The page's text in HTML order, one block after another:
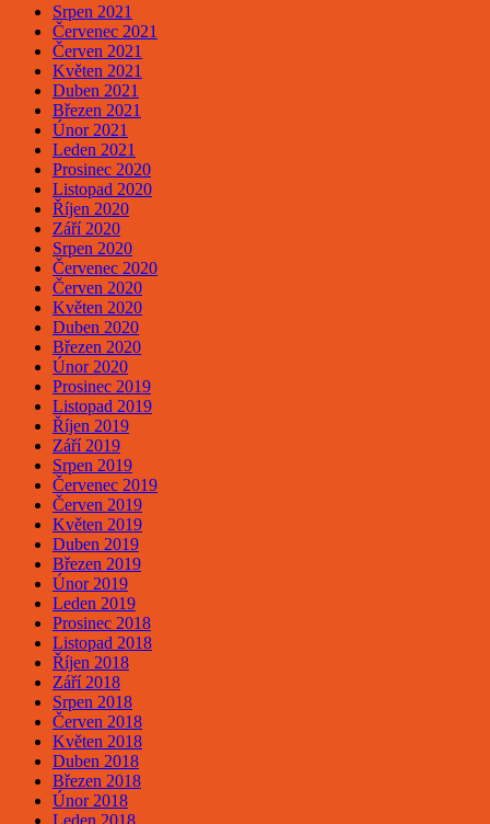
Srpen 2021
Červenec 2021
Červen 2021
Květen 2021
Duben 2021
Březen 2021
Únor 2021
Leden 2021
Prosinec 2020
Listopad 2020
Říjen 2020
Září 2020
Srpen 2020
Červenec 2020
Červen 2020
Květen 2020
Duben 2020
Březen 2020
Únor 2020
Prosinec 2019
Listopad 2019
Říjen 2019
Září 2019
Srpen 2019
Červenec 2019
Červen 2019
Květen 2019
Duben 2019
Březen 2019
Únor 2019
Leden 2019
Prosinec 2018
Listopad 2018
Říjen 2018
Září 2018
Srpen 2018
Červen 2018
Květen 2018
Duben 2018
Březen 2018
Únor 2018